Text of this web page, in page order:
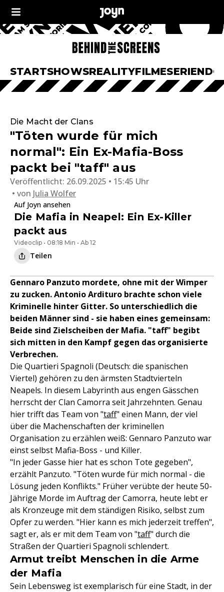
STARTSHOWSREALITYFILMESERIEN
Die Macht der Clans
"Töten wurde für mich
normal": Ein Ex-Mafia-Boss
packt bei "taff" aus
Veröffentlicht: 26.09.2025 • 15:45 Uhr
von Julia Wolfer
Auf Joyn ansehen
Die Mafia in Neapel: Ein Ex-Killer
packt aus
Videoclip • 08:18 Min • Ab 12
Teilen
Gennaro Panzuto mordete, ohne mit der Wimper
zu zucken. Antonio Ardituro brachte schon viele
Kriminelle hinter Gitter. So unterschiedlich die
beiden Männer sind - sie haben eines gemeinsam:
Beide sind Zielscheiben der Mafia. "taff" begibt
sich mitten in den Kampf gegen das organisierte
Verbrechen.
Die Quartieri Spagnoli (Deutsch: die spanischen
Viertel) gehören zu den ärmsten Stadtvierteln
Neapels. In diesem Labyrinth aus engen Gässchen
herrscht der Clan Camorra seit Jahrzehnten. Genau
hier trifft das Team von "taff" einen Mann, der viel
über die Machenschaften der kriminellen
Organisation zu erzählen weiß: Gennaro Panzuto war
einst selbst Mafia-Boss - und Killer.
"In jeder Gasse hier hat es schon Tote gegeben",
erzählt Panzuto. "Töten wurde für mich normal - die
Lösung jeden Konflikts." Früher verübte der heute 50-
Jährige Morde im Auftrag der Camorra, heute lebt er
als Kronzeuge mit dem ständigen Risiko, selbst zum
Opfer zu werden. "Hier kann es mich jederzeit treffen",
sagt er, als er mit dem Team von "taff" durch die
Straßen der Quartieri Spagnoli schlendert.
Armut treibt Menschen in die Arme
der Mafia
Sein Lebensweg ist exemplarisch für eine Stadt, in der